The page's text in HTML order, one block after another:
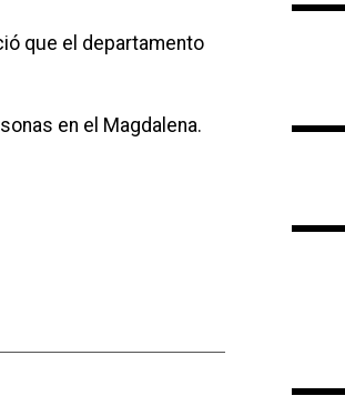
que el departamento
en el Magdalena.